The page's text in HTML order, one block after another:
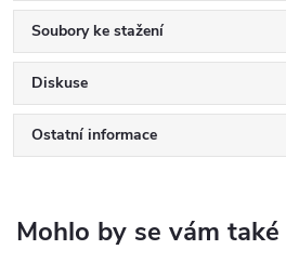
Soubory ke stažení
Diskuse
Ostatní informace
Mohlo by se vám